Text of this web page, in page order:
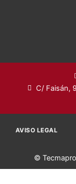
C/ Faisán,
©
AVISO LEGAL